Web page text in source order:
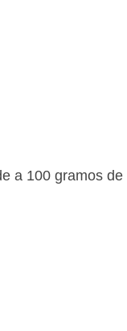
a 100 gramos de